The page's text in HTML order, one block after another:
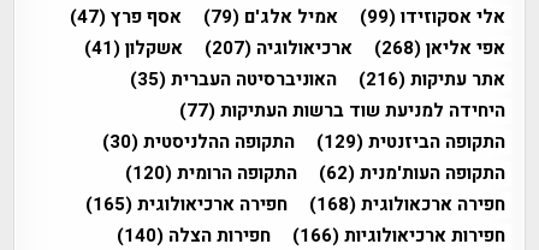
אלי אסקוזידו(99) אמיל אלג'ם (79) אסף פרץ(47)
אפי אליאן(268) ארכיאולוגיה (207) אשקלון(41)
אתר עתיקות(216) האוניברסיטה העברית(35)
היחידה למניעת שוד ברשות העתיקות(77)
התקופה הביזנטית(129) התקופה ההלניסטית(30)
התקופה העות'מנית(62) התקופה הרומית(120)
חפירה ארכאולוגית(168) חפירה ארכיאולוגית(165)
חפירות ארכיאולוגיות(166) חפירות הצלה (140)